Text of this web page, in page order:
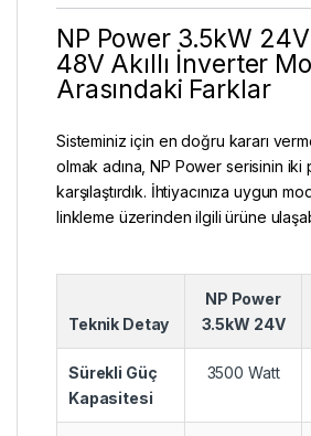
NP Power 3.5kW
48V Akıllı İnverter
Arasındaki Farklar
Sisteminiz için en doğru kararı
olmak adına, NP Power serisinin
karşılaştırdık. İhtiyacınıza uygun
linkleme üzerinden ilgili ürüne
Teknik Detay
NP Power
3.5kW 24V
Sürekli Güç
Kapasitesi
3500 Watt